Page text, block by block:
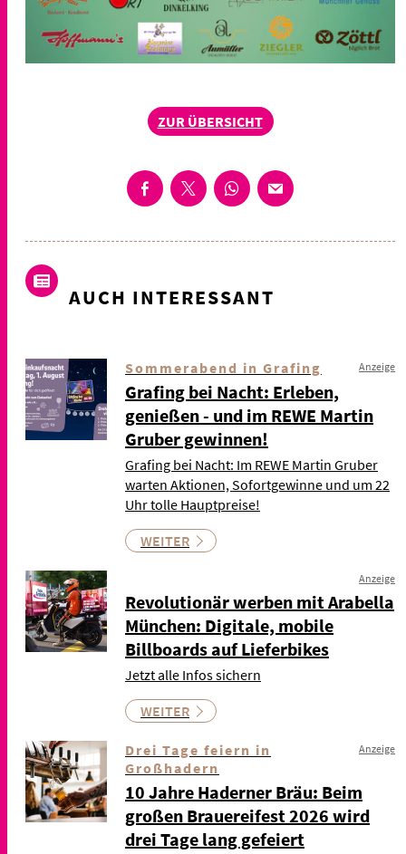
ZUR ÜBERSICHT
AUCH INTERESSANT
Sommerabend in Grafing Anzeige
Grafing bei Nacht: Erleben,
genießen - und im REWE Martin
Gruber gewinnen!
Grafing bei Nacht: Im REWE Martin Gruber
warten Aktionen, Sofortgewinne und um 22
Uhr tolle Hauptpreise!
WEITER
Anzeige
Revolutionär werben mit Arabella
München: Digitale, mobile
Billboards auf Lieferbikes
Jetzt alle Infos sichern
WEITER
Drei Tage feiern in
Großhadern
Anzeige
10 Jahre Haderner Bräu: Beim
großen Brauereifest 2026 wird
drei Tage lang gefeiert